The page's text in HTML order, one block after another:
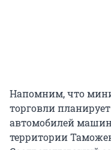
Напомним, что
торговли
автомобилей
территории